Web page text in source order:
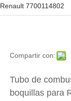
Renault 7700114802
Compartir con:
Tubo de
boquillas para